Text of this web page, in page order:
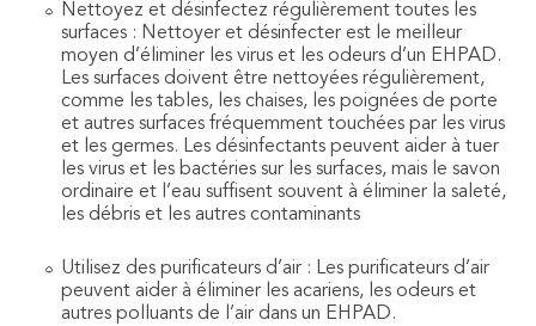
Nettoyez et désinfectez régulièrement toutes les
surfaces : Nettoyer et désinfecter est le meilleur
moyen d’éliminer les virus et les odeurs d’un EHPAD.
Les surfaces doivent être nettoyées régulièrement,
comme les tables, les chaises, les poignées de porte
et autres surfaces fréquemment touchées par les virus
et les germes. Les désinfectants peuvent aider à tuer
les virus et les bactéries sur les surfaces, mais le savon
ordinaire et l’eau suffisent souvent à éliminer la saleté,
les débris et les autres contaminants
Utilisez des purificateurs d’air : Les purificateurs d’air
peuvent aider à éliminer les acariens, les odeurs et
autres polluants de l’air dans un EHPAD.